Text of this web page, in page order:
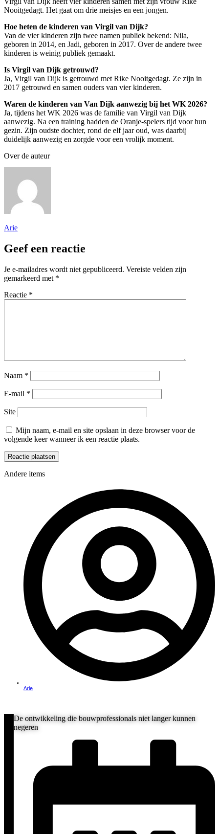
Nooitgedagt. Het gaat om drie meisjes en een jongen.
Hoe heten de kinderen van Virgil van Dijk?
Van de vier kinderen zijn twee namen publiek bekend: Nila,
geboren in 2014, en Jadi, geboren in 2017. Over de andere twee
kinderen is weinig publiek gemaakt.
Is Virgil van Dijk getrouwd?
Ja, Virgil van Dijk is getrouwd met Rike Nooitgedagt. Ze zijn in
2017 getrouwd en samen ouders van vier kinderen.
Waren de kinderen van Van Dijk aanwezig bij het WK 2026?
Ja, tijdens het WK 2026 was de familie van Virgil van Dijk
aanwezig. Na een training hadden de Oranje-spelers tijd voor hun
gezin. Zijn oudste dochter, rond de elf jaar oud, was daarbij
duidelijk aanwezig en zorgde voor een vrolijk moment.
Over de auteur
Arie
Geef een reactie
Je e-mailadres wordt niet gepubliceerd. Vereiste velden zijn
gemarkeerd met *
Reactie *
Naam *
E-mail *
Site
Mijn naam, e-mail en site opslaan in deze browser voor de
volgende keer wanneer ik een reactie plaats.
Andere items
Arie
De ontwikkeling die bouwprofessionals niet langer kunnen
negeren